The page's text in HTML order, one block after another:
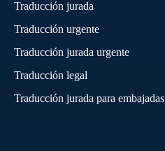
Traducción jurada
Traducción urgente
Traducción jurada urgente
Traducción legal
Traducción jurada para embajadas